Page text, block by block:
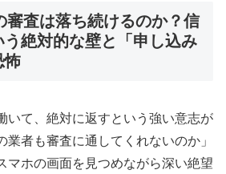
審査は落ち続けるのか？信
う絶対的な壁と「申し込み
怖
いて、絶対に返すという強い意志が
業者も審査に通してくれないのか」
マホの画面を見つめながら深い絶望